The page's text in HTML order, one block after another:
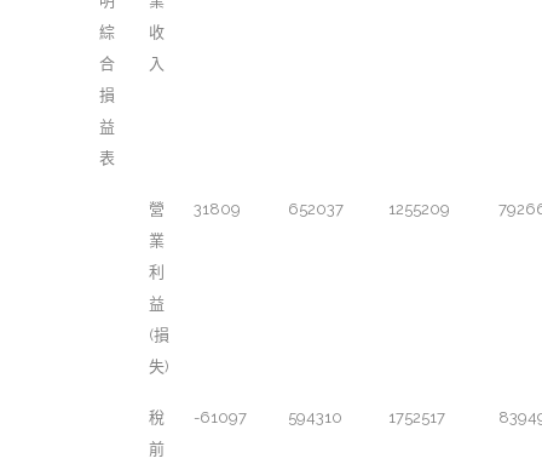
綜
合
損
益
表
收
入
營
業
利
益
(損
失)
31809 652037 1255209
稅
前
-61097 594310 1752517